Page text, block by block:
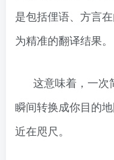
是包括俚语、方言
为精准的翻译结果。
这意味着，一次
瞬间转换成你目的
近在咫尺。